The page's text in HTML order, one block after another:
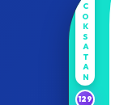
COKSATAN
129